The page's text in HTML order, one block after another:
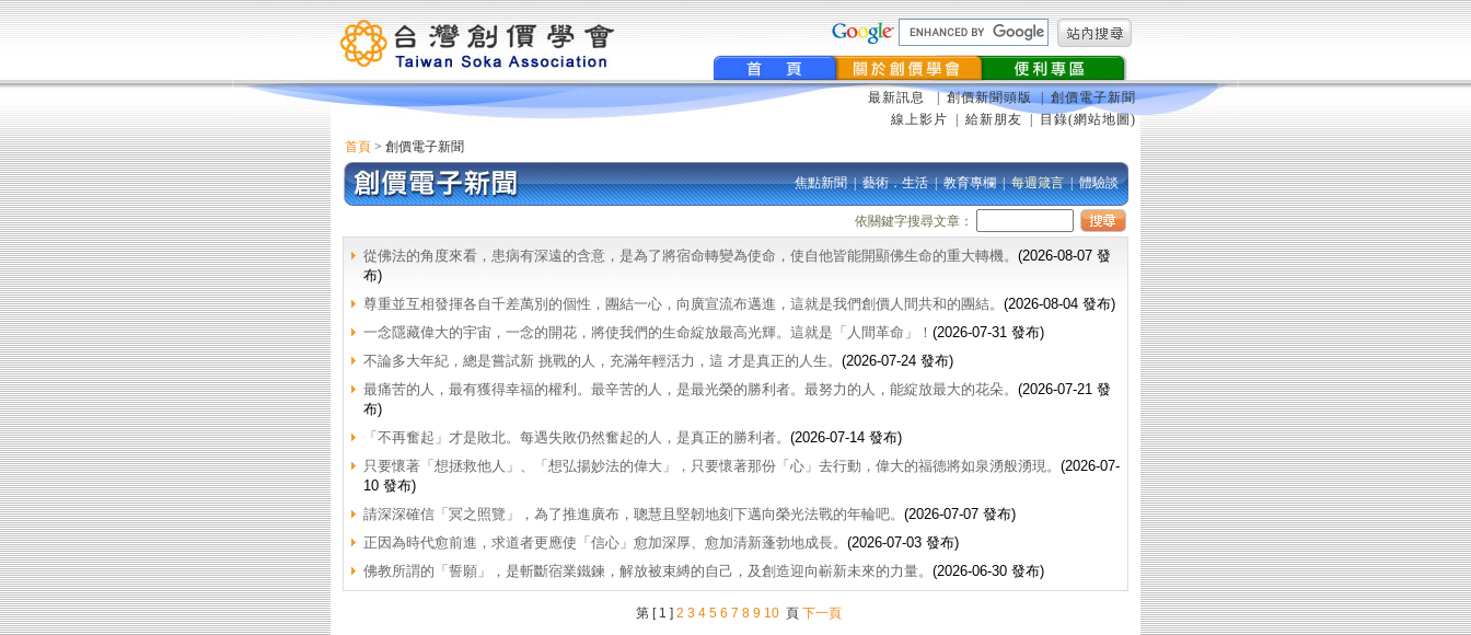
最新訊息 | 創價新聞頭版 | 創價電子新聞
線上影片
給新朋友
目錄(網站地圖)
首頁> 創價電子新聞
焦點新聞|藝術．生活|教育專欄|每週箴言|體驗談
依關鍵字搜尋文章：
從佛法的角度來看，患病有深遠的含意，是為了將宿命轉變為使命，使自他皆能開顯佛生命的重大轉機。 (2026-08-07 發
布)
尊重並互相發揮各自千差萬別的個性，團結一心，向廣宣流布邁進，這就是我們創價人間共和的團結。 (2026-08-04 發布)
一念隱藏偉大的宇宙，一念的開花，將使我們的生命綻放最高光輝。這就是「人間革命」！ (2026-07-31 發布)
不論多大年紀，總是嘗試新 挑戰的人，充滿年輕活力，這 才是真正的人生。 (2026-07-24 發布)
最痛苦的人，最有獲得幸福的權利。最辛苦的人，是最光榮的勝利者。最努力的人，能綻放最大的花朵。 (2026-07-21 發
布)
「不再奮起」才是敗北。每遇失敗仍然奮起的人，是真正的勝利者。 (2026-07-14 發布)
只要懷著「想拯救他人」、「想弘揚妙法的偉大」，只要懷著那份「心」去行動，偉大的福德將如泉湧般湧現。 (2026-07-
10 發布)
請深深確信「冥之照覽」，為了推進廣布，聰慧且堅韌地刻下邁向榮光法戰的年輪吧。 (2026-07-07 發布)
正因為時代愈前進，求道者更應使「信心」愈加深厚、愈加清新蓬勃地成長。 (2026-07-03 發布)
佛教所謂的「誓願」，是斬斷宿業鐵鍊，解放被束縛的自己，及創造迎向嶄新未來的力量。 (2026-06-30 發布)
第 [ 1 ] 2 3 4 5 6 7 8 9 10 頁 下一頁